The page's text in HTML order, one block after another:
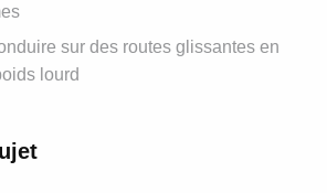
sur des routes glissantes en
lourd